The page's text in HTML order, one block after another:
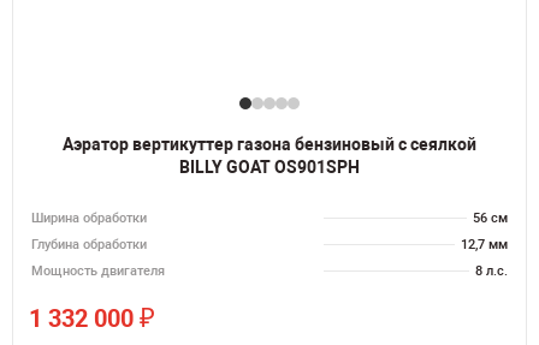
Аэратор вертикуттер газона бензиновый с сеялкой
BILLY GOAT OS901SPH
Ширина обработки
56 см
Глубина обработки
12,7 мм
Мощность двигателя
8 л.с.
1 332 000 ₽